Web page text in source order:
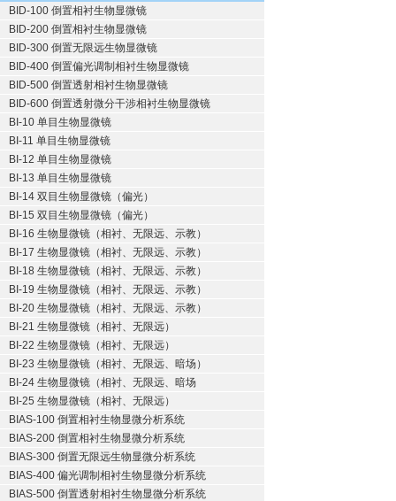
BID-100 倒置相衬生物显微镜
BID-200 倒置相衬生物显微镜
BID-300 倒置无限远生物显微镜
BID-400 倒置偏光调制相衬生物显微镜
BID-500 倒置透射相衬生物显微镜
BID-600 倒置透射微分干涉相衬生物显微镜
BI-10 单目生物显微镜
BI-11 单目生物显微镜
BI-12 单目生物显微镜
BI-13 单目生物显微镜
BI-14 双目生物显微镜（偏光）
BI-15 双目生物显微镜（偏光）
BI-16 生物显微镜（相衬、无限远、示教）
BI-17 生物显微镜（相衬、无限远、示教）
BI-18 生物显微镜（相衬、无限远、示教）
BI-19 生物显微镜（相衬、无限远、示教）
BI-20 生物显微镜（相衬、无限远、示教）
BI-21 生物显微镜（相衬、无限远）
BI-22 生物显微镜（相衬、无限远）
BI-23 生物显微镜（相衬、无限远、暗场）
BI-24 生物显微镜（相衬、无限远、暗场
BI-25 生物显微镜（相衬、无限远）
BIAS-100 倒置相衬生物显微分析系统
BIAS-200 倒置相衬生物显微分析系统
BIAS-300 倒置无限远生物显微分析系统
BIAS-400 偏光调制相衬生物显微分析系统
BIAS-500 倒置透射相衬生物显微分析系统